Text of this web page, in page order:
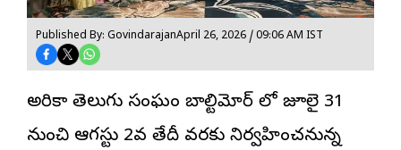
Published By: GovindarajanApril 26, 2026 / 09:06 AM IST
అమెరికా తెలుగు సంఘం బాల్టిమోర్ లో జూలై 31
నుంచి ఆగస్టు 2వ తేదీ వరకు నిర్వహించనున్న